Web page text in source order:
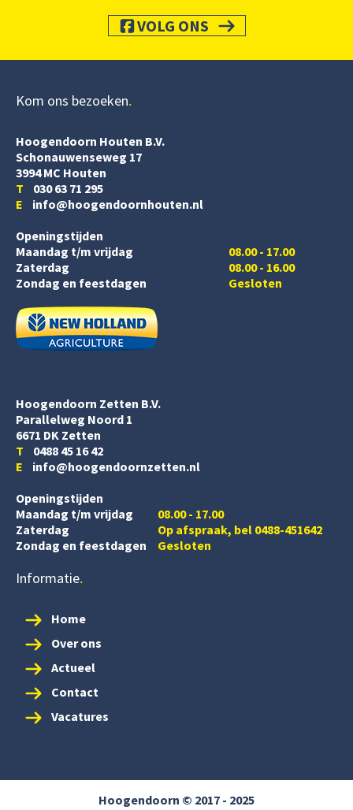
VOLG ONS
Kom ons bezoeken
Hoogendoorn Houten B.V.
Schonauwenseweg 17
3994 MC Houten
T 030 63 71 295
E info@hoogendoornhouten.nl
Openingstijden
Maandag t/m vrijdag
Zaterdag
08.00 - 17.00
08.00 - 16.00
Zondag en feestdagen
Gesloten
Hoogendoorn Zetten B.V.
Parallelweg Noord 1
6671 DK Zetten
T 0488 45 16 42
E info@hoogendoornzetten.nl
Openingstijden
Maandag t/m vrijdag
08.00 - 17.00
Zaterdag
Op afspraak, bel 0488-451642
Zondag en feestdagen
Gesloten
Informatie
Home
Over ons
Actueel
Contact
Vacatures
Hoogendoorn © 2017 - 2025